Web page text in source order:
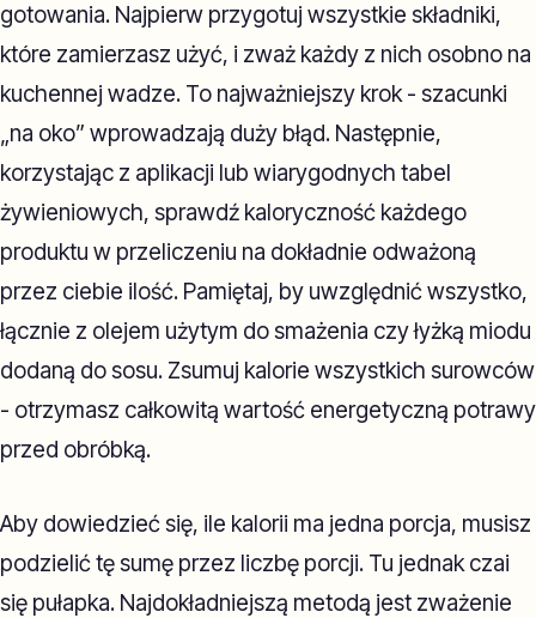
gotowania. Najpierw przygotuj wszystkie składniki,
które zamierzasz użyć, i zważ każdy z nich osobno na
kuchennej wadze. To najważniejszy krok - szacunki
„na oko” wprowadzają duży błąd. Następnie,
korzystając z aplikacji lub wiarygodnych tabel
żywieniowych, sprawdź kaloryczność każdego
produktu w przeliczeniu na dokładnie odważoną
przez ciebie ilość. Pamiętaj, by uwzględnić wszystko,
łącznie z olejem użytym do smażenia czy łyżką miodu
dodaną do sosu. Zsumuj kalorie wszystkich surowców
- otrzymasz całkowitą wartość energetyczną potrawy
przed obróbką.
Aby dowiedzieć się, ile kalorii ma jedna porcja, musisz
podzielić tę sumę przez liczbę porcji. Tu jednak czai
się pułapka. Najdokładniejszą metodą jest zważenie